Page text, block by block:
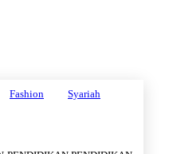
Fashion Syariah